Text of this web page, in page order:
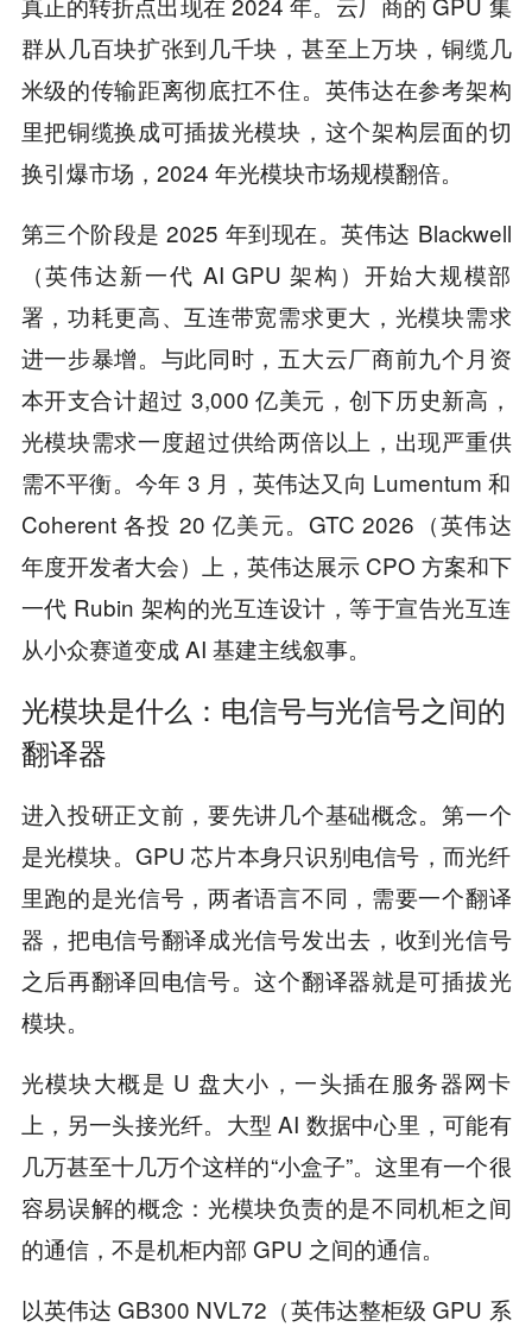
群从几百块扩张到几千块，甚至上万块，铜缆几
米级的传输距离彻底扛不住。英伟达在参考架构
里把铜缆换成可插拔光模块，这个架构层面的切
换引爆市场，2024 年光模块市场规模翻倍。
第三个阶段是 2025 年到现在。英伟达 Blackwell
（英伟达新一代 AI GPU 架构）开始大规模部
署，功耗更高、互连带宽需求更大，光模块需求
进一步暴增。与此同时，五大云厂商前九个月资
本开支合计超过 3,000 亿美元，创下历史新高，
光模块需求一度超过供给两倍以上，出现严重供
需不平衡。今年 3 月，英伟达又向 Lumentum 和
Coherent 各投 20 亿美元。GTC 2026（英伟达
年度开发者大会）上，英伟达展示 CPO 方案和下
一代 Rubin 架构的光互连设计，等于宣告光互连
从小众赛道变成 AI 基建主线叙事。
光模块是什么：电信号与光信号之间的
翻译器
进入投研正文前，要先讲几个基础概念。第一个
是光模块。GPU 芯片本身只识别电信号，而光纤
里跑的是光信号，两者语言不同，需要一个翻译
器，把电信号翻译成光信号发出去，收到光信号
之后再翻译回电信号。这个翻译器就是可插拔光
模块。
光模块大概是 U 盘大小，一头插在服务器网卡
上，另一头接光纤。大型 AI 数据中心里，可能有
几万甚至十几万个这样的“小盒子”。这里有一个很
容易误解的概念：光模块负责的是不同机柜之间
的通信，不是机柜内部 GPU 之间的通信。
以英伟达 GB300 NVL72（英伟达整柜级 GPU 系